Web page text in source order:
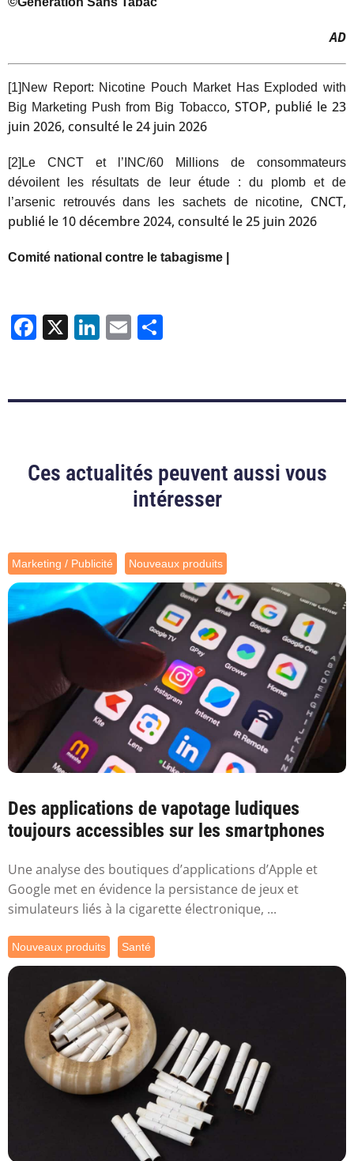
AD
[1] New Report: Nicotine Pouch Market Has Exploded with
Big Marketing Push from Big Tobacco, STOP, publié le 23
juin 2026, consulté le 24 juin 2026
[2] Le CNCT et l’INC/60 Millions de consommateurs
dévoilent les résultats de leur étude : du plomb et de
l’arsenic retrouvés dans les sachets de nicotine, CNCT,
publié le 10 décembre 2024, consulté le 25 juin 2026
Comité national contre le tabagisme |
Facebook
X LinkedIn
Email
Ces actualités peuvent aussi vous
intéresser
Marketing / Publicité Nouveaux produits
Des applications de vapotage ludiques
toujours accessibles sur les smartphones
Une analyse des boutiques d’applications d’Apple et
Google met en évidence la persistance de jeux et
simulateurs liés à la cigarette électronique, ...
Nouveaux produits Santé